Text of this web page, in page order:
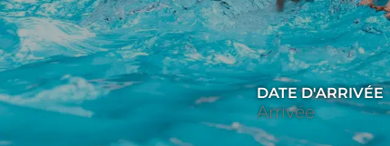
DATE D'ARRIVÉE